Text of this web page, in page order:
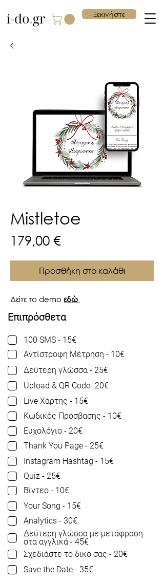
Ξεκινήστε
Mistletoe
179,00 €Τιμή
Προσθήκη στο καλάθι
Δείτε το demo εδώ
Επιπρόσθετα
100 SMS - 15€
Αντίστροφη Μέτρηση - 10€
Δεύτερη γλώσσα - 25€
Upload & QR Code- 20€
Live Χάρτης - 15€
Κωδικός Πρόσβασης - 10€
Ευχολόγιο - 20€
Thank You Page - 25€
Instagram Hashtag - 15€
Quiz - 25€
Βίντεο - 10€
Your Song - 15€
Analytics - 30€
Δεύτερη γλώσσα με μετάφραση
στα αγγλικά - 45€
Σχεδιάστε το δικό σας - 20€
Save the Date - 35€